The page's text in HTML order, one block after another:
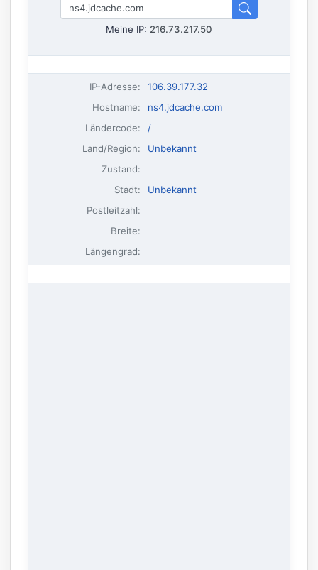
Meine IP: 216.73.217.50
IP-Adresse:
106.39.177.32
Hostname:
ns4.jdcache.com
Ländercode:
/
Land/Region:
Unbekannt
Zustand:
Stadt:
Unbekannt
Postleitzahl:
Breite:
Längengrad: